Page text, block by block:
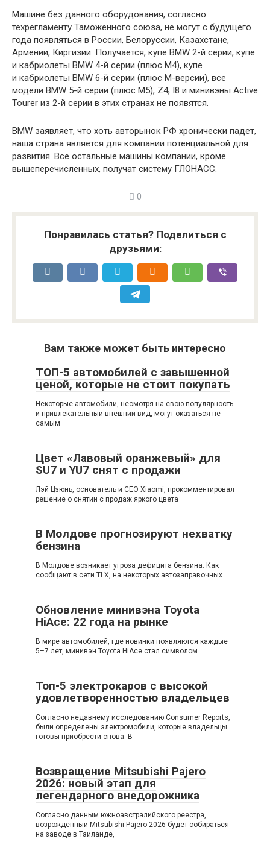
Машине без данного оборудования, согласно
техрегламенту Таможенного союза, не могут с будущего
года появляться в России, Белоруссии, Казахстане,
Армении, Киргизии. Получается, купе BMW 2-й серии, купе
и кабриолеты BMW 4-й серии (плюс М4), купе
и кабриолеты BMW 6-й серии (плюс М-версии), все
модели BMW 5-й серии (плюс М5), Z4, I8 и минивэны Active
Tourer из 2-й серии в этих странах не появятся.
BMW заявляет, что хоть авторынок РФ хронически падет,
наша страна является для компании потенциальной для
развития. Все остальные машины компании, кроме
вышеперечисленных, получат систему ГЛОНАСС.
0
Понравилась статья? Поделиться с
друзьями:
Вам также может быть интересно
ТОП-5 автомобилей с завышенной
ценой, которые не стоит покупать
Некоторые автомобили, несмотря на свою популярность
и привлекательный внешний вид, могут оказаться не
самым
Цвет «Лавовый оранжевый» для
SU7 и YU7 снят с продажи
Лэй Цзюнь, основатель и CEO Xiaomi, прокомментировал
решение о снятии с продаж яркого цвета
В Молдове прогнозируют нехватку
бензина
В Молдове возникает угроза дефицита бензина. Как
сообщают в сети TLX, на некоторых автозаправочных
Обновление минивэна Toyota
HiAce: 22 года на рынке
В мире автомобилей, где новинки появляются каждые
5–7 лет, минивэн Toyota HiAce стал символом
Топ-5 электрокаров с высокой
удовлетворенностью владельцев
Согласно недавнему исследованию Consumer Reports,
были определены электромобили, которые владельцы
готовы приобрести снова. В
Возвращение Mitsubishi Pajero
2026: новый этап для
легендарного внедорожника
Согласно данным южноавстралийского реестра,
возрожденный Mitsubishi Pajero 2026 будет собираться
на заводе в Таиланде,